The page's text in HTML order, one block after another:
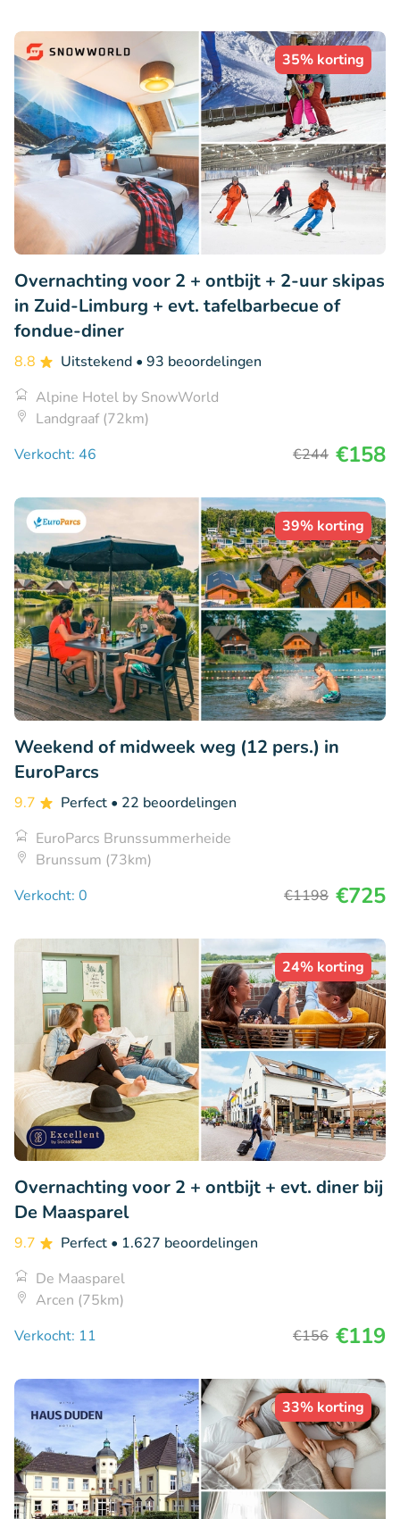
35% korting
Overnachting voor 2 + ontbijt + 2-uur skipas
in Zuid-Limburg + evt. tafelbarbecue of
fondue-diner
8.8 Uitstekend • 93 beoordelingen
Alpine Hotel by SnowWorld
Landgraaf (72km)
Verkocht: 46
€244 €158
39% korting
Weekend of midweek weg (12 pers.) in
EuroParcs
9.7 Perfect • 22 beoordelingen
EuroParcs Brunssummerheide
Brunssum (73km)
Verkocht: 0
€1198 €725
24% korting
Overnachting voor 2 + ontbijt + evt. diner bij
De Maasparel
9.7 Perfect • 1.627 beoordelingen
De Maasparel
Arcen (75km)
Verkocht: 11
€156 €119
33% korting